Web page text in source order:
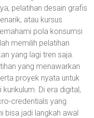
pelatihan desain grafis
atau kursus
pola konsumsi
memilih pelatihan
yang lagi tren saja.
yang menawarkan
proyek nyata untuk
Di era digital,
credentials yang
bisa jadi langkah awal